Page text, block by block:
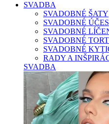
SVADBA
SVADOBNÉ ŠATY
SVADOBNÉ
SVADOBNÉ
SVADOBNÉ
SVADOBNÉ
RADY A
SVADBA